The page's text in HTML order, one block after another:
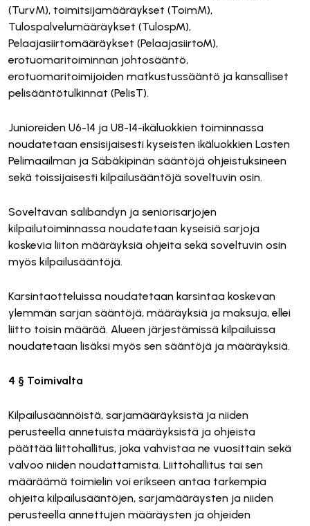
(TurvM), toimitsijamääräykset (ToimM),
Tulospalvelumääräykset (TulospM),
Pelaajasiirtomääräykset (PelaajasiirtoM),
erotuomaritoiminnan johtosääntö,
erotuomaritoimijoiden matkustussääntö ja kansalliset
pelisääntötulkinnat (PelisT).
Junioreiden U6-14 ja U8-14-ikäluokkien toiminnassa
noudatetaan ensisijaisesti kyseisten ikäluokkien Lasten
Pelimaailman ja Säbäkipinän sääntöjä ohjeistuksineen
sekä toissijaisesti kilpailusääntöjä soveltuvin osin.
Soveltavan salibandyn ja seniorisarjojen
kilpailutoiminnassa noudatetaan kyseisiä sarjoja
koskevia liiton määräyksiä ohjeita sekä soveltuvin osin
myös kilpailusääntöjä.
Karsintaotteluissa noudatetaan karsintaa koskevan
ylemmän sarjan sääntöjä, määräyksiä ja maksuja, ellei
liitto toisin määrää. Alueen järjestämissä kilpailuissa
noudatetaan lisäksi myös sen sääntöjä ja määräyksiä.
4 § Toimivalta
Kilpailusäännöistä, sarjamääräyksistä ja niiden
perusteella annetuista määräyksistä ja ohjeista
päättää liittohallitus, joka vahvistaa ne vuosittain sekä
valvoo niiden noudattamista. Liittohallitus tai sen
määräämä toimielin voi erikseen antaa tarkempia
ohjeita kilpailusääntöjen, sarjamääräysten ja niiden
perusteella annettujen määräysten ja ohjeiden